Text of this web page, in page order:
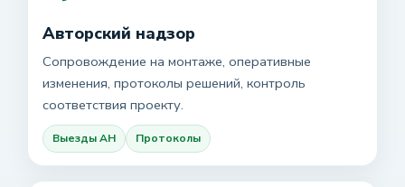
Авторский надзор
Сопровождение на монтаже, оперативные
изменения, протоколы решений, контроль
соответствия проекту.
Выезды АН Протоколы